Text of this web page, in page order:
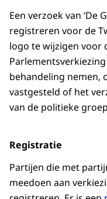
Een verzoek van ‘De
registreren voor de
logo te wijzigen voor
behandeling nemen,
vastgesteld of het
van de politieke
Registratie
Partijen die met
meedoen aan